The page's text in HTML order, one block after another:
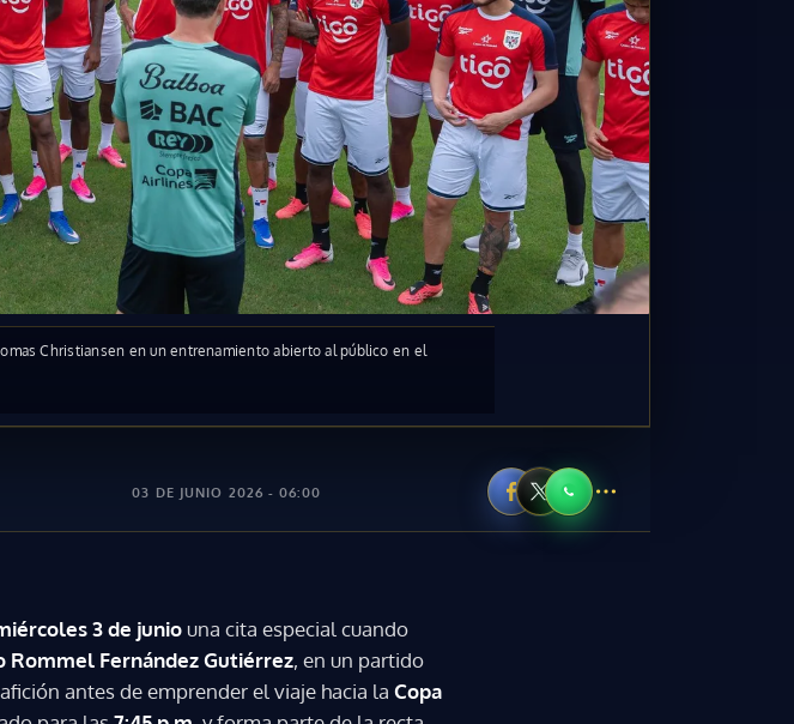
Christiansen en un entrenamiento abierto al público en el
03 DE JUNIO 2026 - 06:00
3 de juniouna cita especial cuando
Rommel Fernández Gutiérrez, en un partido
antes de emprender el viaje hacia la Copa